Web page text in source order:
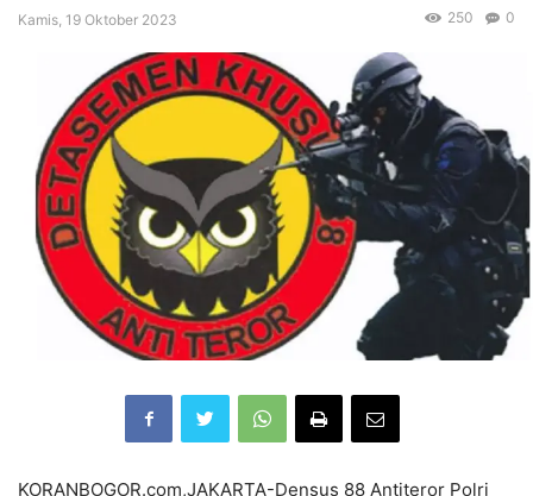
Kamis, 19 Oktober 2023 0
250
KORANBOGOR.com,JAKARTA-Densus 88 Antiteror Polri